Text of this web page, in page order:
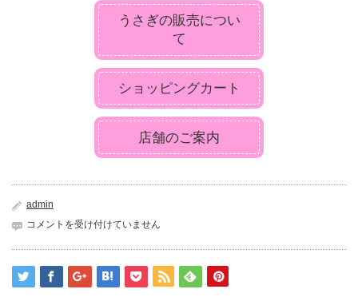
うさぎの販売につい
て
ショッピングカート
店舗のご案内
admin
IMG_7656
コメントを受け付けていません